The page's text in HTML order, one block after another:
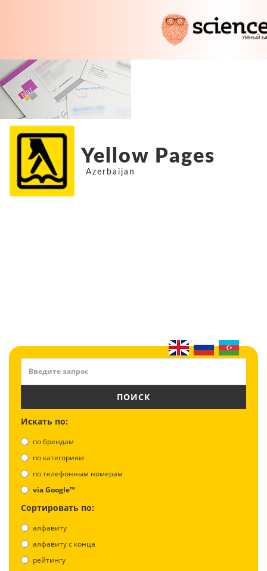
Yellow Pages
Azerbaijan
ПОИСК
Искать по:
по брендам
по категориям
по телефонным номерам
via Google™
Сортировать по:
алфавиту
aлфавиту с конца
рейтингу